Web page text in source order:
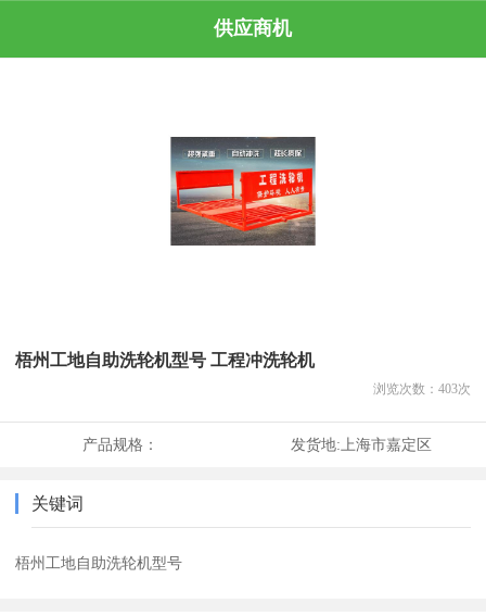
供应商机
梧州工地自助洗轮机型号 工程冲洗轮机
浏览次数： 403次
产品规格： 发货地:上海市嘉定区
关键词
梧州工地自助洗轮机型号